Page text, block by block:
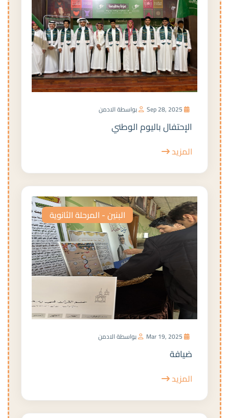
بواسطة الادمن
الإحتفال باليوم الوطني
المزيد
البنين - المرحلة الثانوية
بواسطة الادمن
ضيافة
المزيد